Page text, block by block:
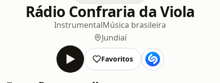
Rádio Confraria da Viola
InstrumentalMúsica brasileira
Jundiaí
Favoritos